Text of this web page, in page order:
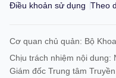
Điều khoản sử dụng Theo
Cơ quan chủ quản: Bộ
Chịu trách nhiệm nội dung:
Giám đốc Trung tâm